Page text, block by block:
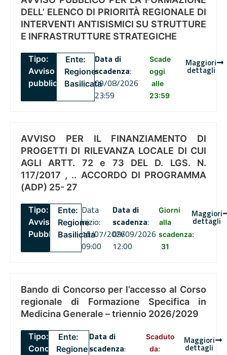
DELL’ ELENCO DI PRIORITÀ REGIONALE DI
INTERVENTI ANTISISMICI SU STRUTTURE
E INFRASTRUTTURE STRATEGICHE
Tipo:
Avviso
pubblico
Ente:
Regione
Basilicata
Data di
scadenza:
09/08/2026
23:59
Scade
oggi
alle
23:59
Maggiori
dettagli
AVVISO PER IL FINANZIAMENTO DI
PROGETTI DI RILEVANZA LOCALE DI CUI
AGLI ARTT. 72 e 73 DEL D. LGS. N.
117/2017 , .. ACCORDO DI PROGRAMMA
(ADP) 25- 27
Tipo:
Avviso
Pubblico
Ente:
Regione
Basilicata
Data
inizio:
16/07/2026
09:00
Data di
scadenza:
09/09/2026
12:00
Giorni
alla
scadenza:
31
Maggiori
dettagli
Bando di Concorso per l’accesso al Corso
regionale di Formazione Specifica in
Medicina Generale – triennio 2026/2029
Tipo:
Concorsi
Ente:
Regione
Data di
scadenza:
Scaduto
da:
Maggiori
dettagli